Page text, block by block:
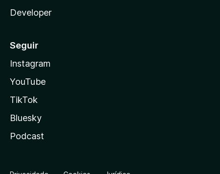
Developer
Seguir
Instagram
YouTube
TikTok
Bluesky
Podcast